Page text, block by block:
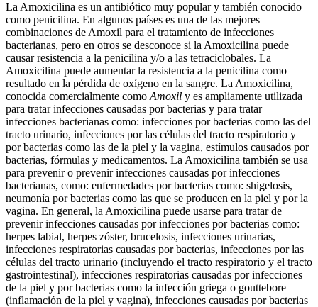
La Amoxicilina es un antibiótico muy popular y también conocido
como penicilina. En algunos países es una de las mejores
combinaciones de Amoxil para el tratamiento de infecciones
bacterianas, pero en otros se desconoce si la Amoxicilina puede
causar resistencia a la penicilina y/o a las tetraciclobales. La
Amoxicilina puede aumentar la resistencia a la penicilina como
resultado en la pérdida de oxígeno en la sangre. La Amoxicilina,
conocida comercialmente como Amoxil y es ampliamente utilizada
para tratar infecciones causadas por bacterias y para tratar
infecciones bacterianas como: infecciones por bacterias como las del
tracto urinario, infecciones por las células del tracto respiratorio y
por bacterias como las de la piel y la vagina, estímulos causados por
bacterias, fórmulas y medicamentos. La Amoxicilina también se usa
para prevenir o prevenir infecciones causadas por infecciones
bacterianas, como: enfermedades por bacterias como: shigelosis,
neumonía por bacterias como las que se producen en la piel y por la
vagina. En general, la Amoxicilina puede usarse para tratar de
prevenir infecciones causadas por infecciones por bacterias como:
herpes labial, herpes zóster, brucelosis, infecciones urinarias,
infecciones respiratorias causadas por bacterias, infecciones por las
células del tracto urinario (incluyendo el tracto respiratorio y el tracto
gastrointestinal), infecciones respiratorias causadas por infecciones
de la piel y por bacterias como la infección griega o gouttebore
(inflamación de la piel y vagina), infecciones causadas por bacterias